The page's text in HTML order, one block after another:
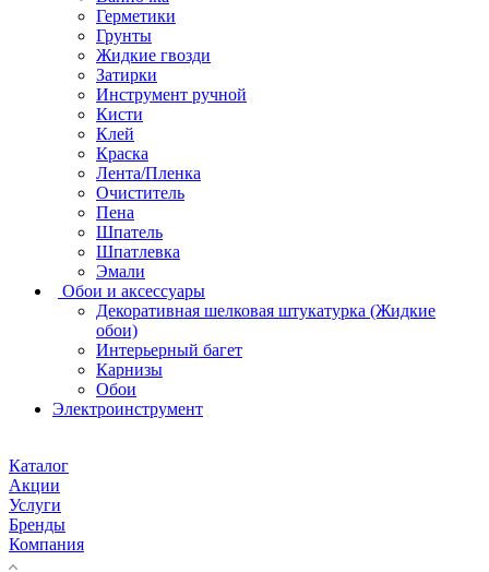
Герметики
Грунты
Жидкие гвозди
Затирки
Инструмент ручной
Кисти
Клей
Краска
Лента/Пленка
Очиститель
Пена
Шпатель
Шпатлевка
Эмали
Обои и аксессуары
Декоративная шелковая штукатурка (Жидкие
обои)
Интерьерный багет
Карнизы
Обои
Электроинструмент
Каталог
Акции
Услуги
Бренды
Компания